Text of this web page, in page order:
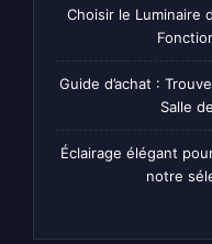
Choisir le Luminaire
Guide d’achat :
Salle
Éclairage élégant
notre